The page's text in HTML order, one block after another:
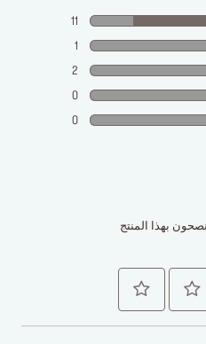
11
1
2
0
0